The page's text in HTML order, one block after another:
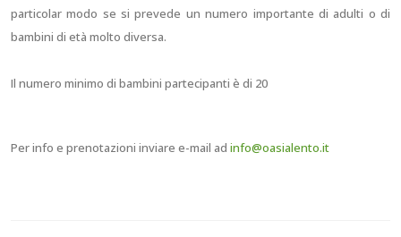
particolar modo se si prevede un numero importante di adulti o di
bambini di età molto diversa.
Il numero minimo di bambini partecipanti è di 20
Per info e prenotazioni inviare e-mail ad info@oasialento.it